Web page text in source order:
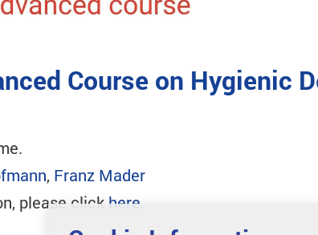
Course on Hygienic
, Franz Mader
please click here.